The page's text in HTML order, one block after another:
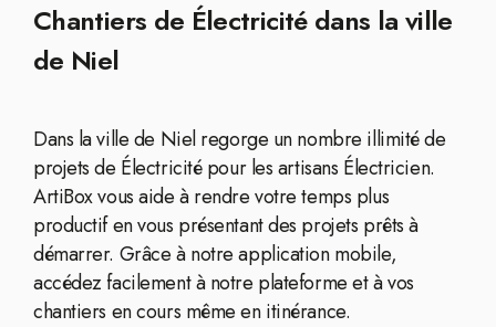
Chantiers de Électricité dans la ville
de Niel
Dans la ville de Niel regorge un nombre illimité de
projets de Électricité pour les artisans Électricien.
ArtiBox vous aide à rendre votre temps plus
productif en vous présentant des projets prêts à
démarrer. Grâce à notre application mobile,
accédez facilement à notre plateforme et à vos
chantiers en cours même en itinérance.